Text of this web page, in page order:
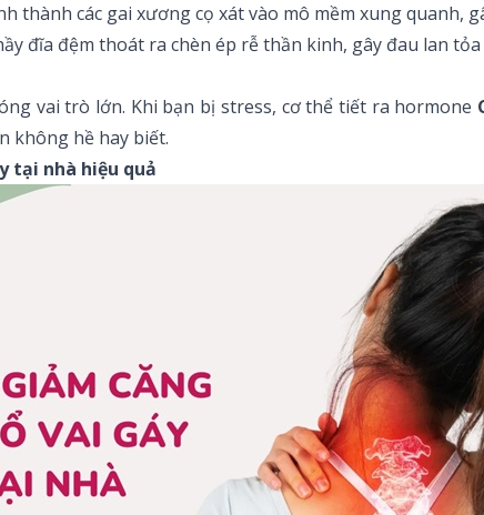
thành các gai xương cọ xát vào mô mềm xung
đĩa đệm thoát ra chèn ép rễ thần kinh, gây đau lan
vai trò lớn. Khi bạn bị stress, cơ thể tiết ra hormone
không hề hay biết.
tại nhà hiệu quả